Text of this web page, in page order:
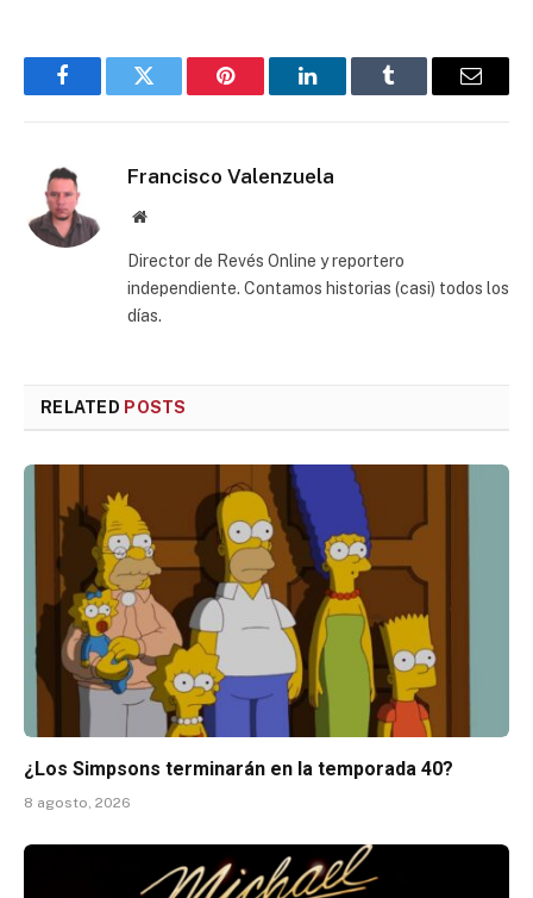
FacebookTwitter Pinterest LinkedInTumblr Email
Francisco Valenzuela
Website
Director de Revés Online y reportero
independiente. Contamos historias (casi) todos los
días.
RELATED POSTS
¿Los Simpsons terminarán en la temporada 40?
8 agosto, 2026